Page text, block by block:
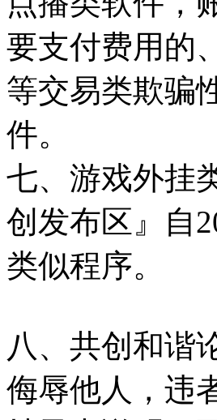
要支付费用的
等交易类欺骗
件。
七、游戏外挂
创发布区』自
类似程序。
八、共创和谐
侮辱他人，违